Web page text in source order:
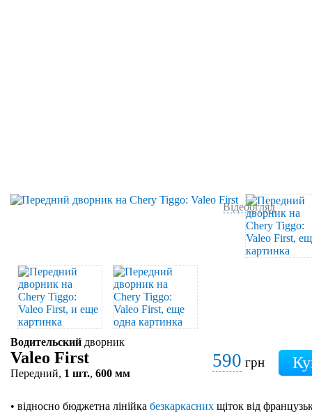
Відеоогляд
Водительский дворник
Valeo First
Передний, 1 шт., 600 мм
590 грн
• відносно бюджетна лінійка безкаркасних щіток від